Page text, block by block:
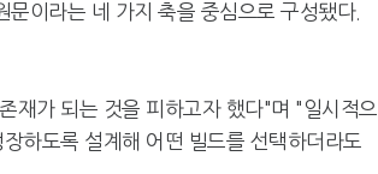
이라는 네 가지 축을 중심으로 구성됐다.
재가 되는 것을 피하고자 했다"며 "일시적으
하도록 설계해 어떤 빌드를 선택하더라도